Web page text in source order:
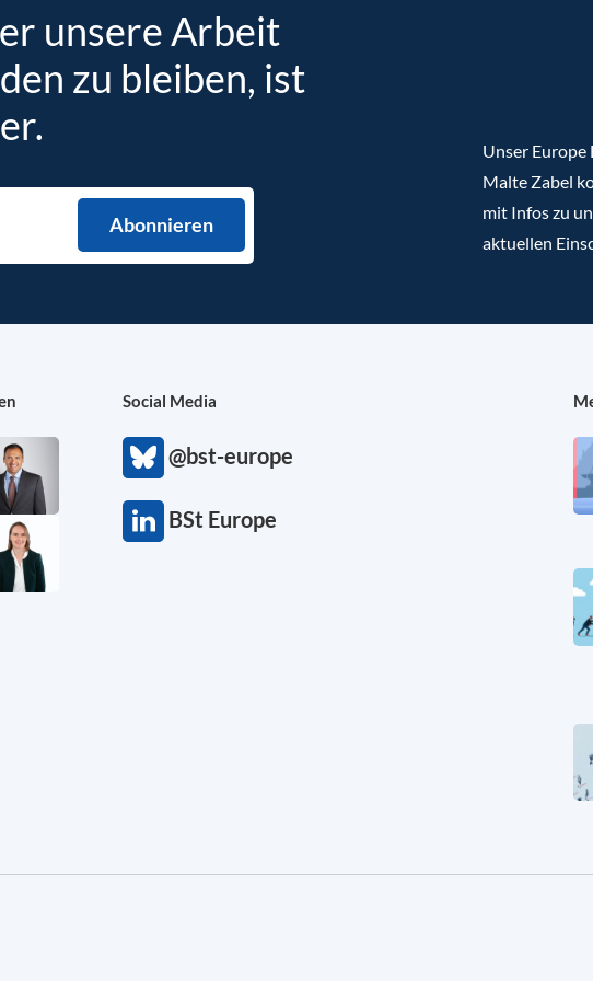
unsere Arbeit
zu bleiben, ist
Unser
Malte Zabel
mit Infos zu
aktuellen
Social Media
@bst-europe
BSt Europe